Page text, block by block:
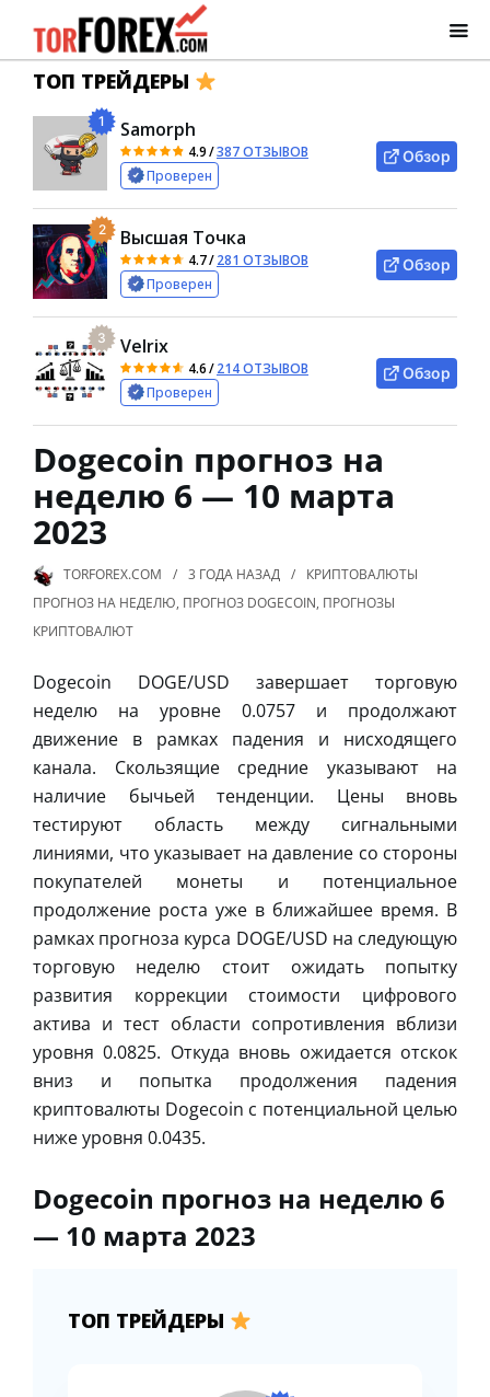
ТОП ТРЕЙДЕРЫ
1 Samorph
4.9/387 ОТЗЫВОВ
Проверен
Обзор
2 Высшая Точка
4.7/281 ОТЗЫВОВ
Проверен
Обзор
3 Velrix
4.6/214 ОТЗЫВОВ
Проверен
Обзор
Dogecoin прогноз на
неделю 6 — 10 марта
2023
TORFOREX.COM 3 ГОДА НАЗАД
КРИПТОВАЛЮТЫ
ПРОГНОЗ НА НЕДЕЛЮ, ПРОГНОЗ DOGECOIN, ПРОГНОЗЫ
КРИПТОВАЛЮТ
Dogecoin DOGE/USD завершает торговую
неделю на уровне 0.0757 и продолжают
движение в рамках падения и нисходящего
канала. Скользящие средние указывают на
наличие бычьей тенденции. Цены вновь
тестируют область между сигнальными
линиями, что указывает на давление со стороны
покупателей монеты и потенциальное
продолжение роста уже в ближайшее время. В
рамках прогноза курса DOGE/USD на следующую
торговую неделю стоит ожидать попытку
развития коррекции стоимости цифрового
актива и тест области сопротивления вблизи
уровня 0.0825. Откуда вновь ожидается отскок
вниз и попытка продолжения падения
криптовалюты Dogecoin с потенциальной целью
ниже уровня 0.0435.
Dogecoin прогноз на неделю 6
— 10 марта 2023
ТОП ТРЕЙДЕРЫ